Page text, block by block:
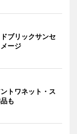
ブリックサンセ
メージ
トワネット・ス
も